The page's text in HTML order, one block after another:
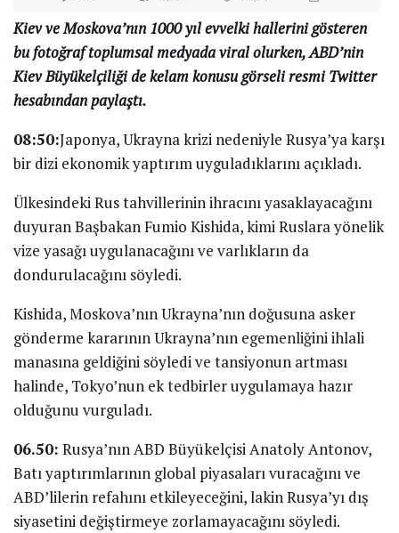
Kiev ve Moskova’nın 1000 yıl evvelki hallerini gösteren
bu fotoğraf toplumsal medyada viral olurken, ABD’nin
Kiev Büyükelçiliği de kelam konusu görseli resmi Twitter
hesabından paylaştı.
08:50:Japonya, Ukrayna krizi nedeniyle Rusya’ya karşı
bir dizi ekonomik yaptırım uyguladıklarını açıkladı.
Ülkesindeki Rus tahvillerinin ihracını yasaklayacağını
duyuran Başbakan Fumio Kishida, kimi Ruslara yönelik
vize yasağı uygulanacağını ve varlıkların da
dondurulacağını söyledi.
Kishida, Moskova’nın Ukrayna’nın doğusuna asker
gönderme kararının Ukrayna’nın egemenliğini ihlali
manasına geldiğini söyledi ve tansiyonun artması
halinde, Tokyo’nun ek tedbirler uygulamaya hazır
olduğunu vurguladı.
06.50: Rusya’nın ABD Büyükelçisi Anatoly Antonov,
Batı yaptırımlarının global piyasaları vuracağını ve
ABD’lilerin refahını etkileyeceğini, lakin Rusya’yı dış
siyasetini değiştirmeye zorlamayacağını söyledi.